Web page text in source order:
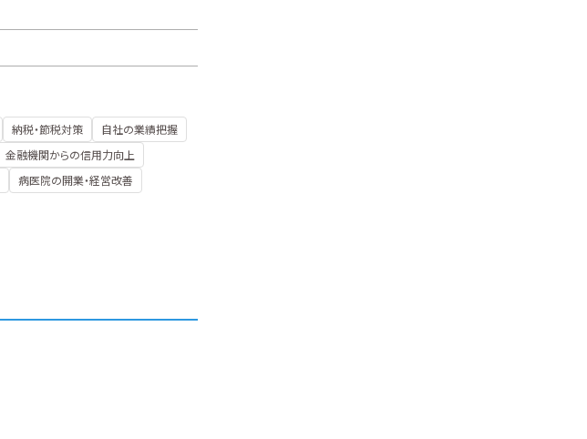
納税・節税対策
自社の業績把握
金融機関からの信用力向上
病医院の開業・経営改善